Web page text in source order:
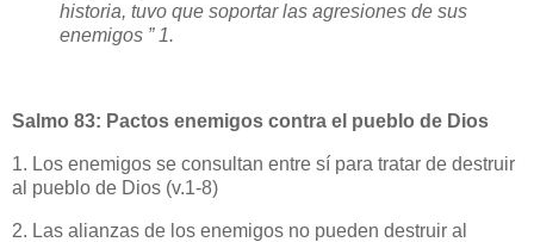
historia, tuvo que soportar las agresiones de sus
enemigos ” 1.
Salmo 83: Pactos enemigos contra el pueblo de Dios
1. Los enemigos se consultan entre sí para tratar de destruir
al pueblo de Dios (v.1-8)
2. Las alianzas de los enemigos no pueden destruir al